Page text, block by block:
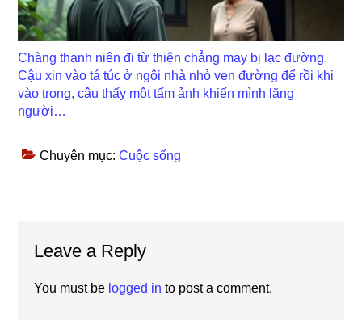
Chàng thanh niên đi từ thiện chẳng may bị lạc đường.
Cậu xin vào tá túc ở ngôi nhà nhỏ ven đường để rồi khi
vào trong, cậu thấy một tấm ảnh khiến mình lặng
người…
Chuyên mục:Cuộc sống
Interactions
Leave a Reply
You must be logged in to post a comment.